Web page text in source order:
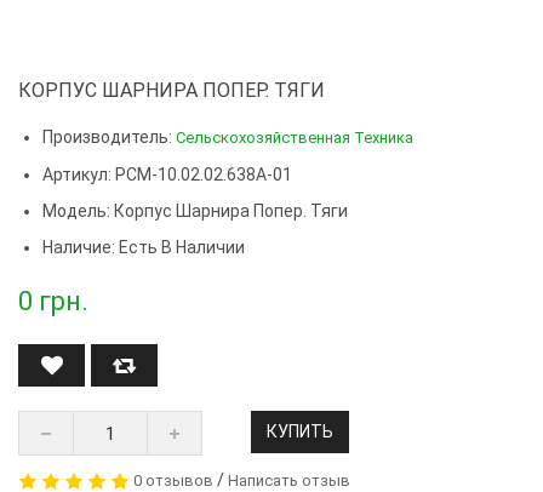
КОРПУС ШАРНИРА ПОПЕР. ТЯГИ
Производитель: Сельскохозяйственная Техника
Артикул: РСМ-10.02.02.638А-01
Модель: Корпус Шарнира Попер. Тяги
Наличие: Есть В Наличии
0 грн.
КУПИТЬ
0 отзывов / Написать отзыв